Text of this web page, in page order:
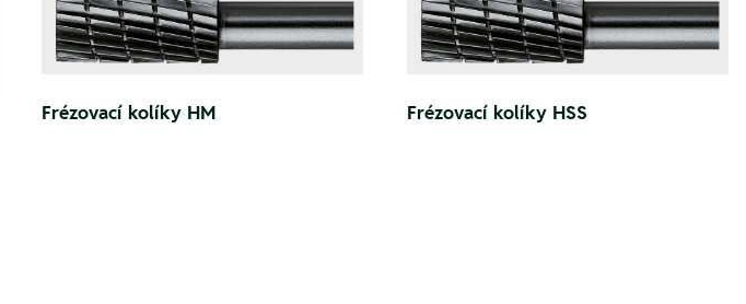
Frézovací kolíky HM Frézovací kolíky HSS